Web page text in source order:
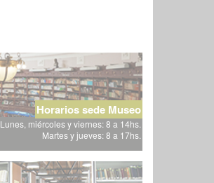
Horarios sede Museo
Lunes, miércoles y viernes: 8 a 14hs.
Martes y jueves: 8 a 17hs.